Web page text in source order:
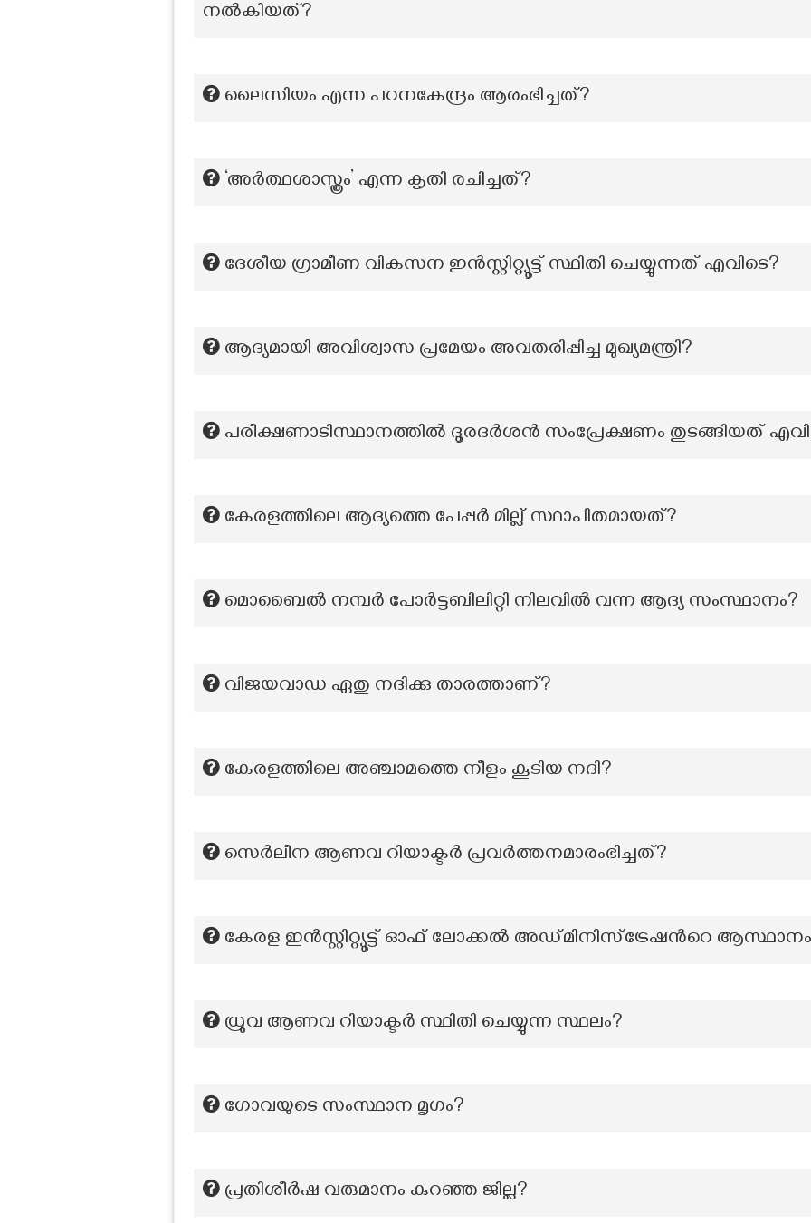
നൽകിയത്?
ലൈസിയം എന്ന പഠനകേന്ദ്രം ആരംഭിച്ചത്?
‘അർത്ഥശാസ്ത്രം’ എന്ന കൃതി രചിച്ചത്?
ദേശീയ ഗ്രാമീണ വികസന ഇൻസ്റ്റിറ്റ്യൂട്ട് സ്ഥിതി ചെയ്യുന്നത് എവിടെ?
ആദ്യമായി അവിശ്വാസ പ്രമേയം അവതരിപ്പിച്ച മുഖ്യമന്ത്രി?
പരീക്ഷണാടിസ്ഥാനത്തിൽ ദൂരദർശൻ സംപ്രേക്ഷണം തുടങ്ങിയത്
കേരളത്തിലെ ആദ്യത്തെ പേപ്പര്‍ മില്ല് സ്ഥാപിതമായത്?
മൊബൈൽ നമ്പർ പോർട്ടബിലിറ്റി നിലവിൽ വന്ന ആദ്യ സംസ്ഥാനം?
വിജയവാഡ ഏതു നദിക്കു താരത്താണ്?
കേരളത്തിലെ അഞ്ചാമത്തെ നീളം കൂടിയ നദി?
സെർലീന ആണവ റിയാക്ടർ പ്രവർത്തനമാരംഭിച്ചത്?
കേരള ഇന്‍സ്റ്റിറ്റ്യൂട്ട് ഓഫ് ലോക്കല്‍ അഡ്മിനിസ്ട്രേഷന്‍റെ
ധ്രുവ ആണവ റിയാക്ടർ സ്ഥിതി ചെയ്യുന്ന സ്ഥലം?
ഗോവയുടെ സംസ്ഥാന മൃഗം?
പ്രതിശീർഷ വരുമാനം കുറഞ്ഞ ജില്ല?